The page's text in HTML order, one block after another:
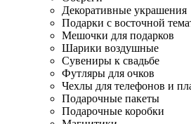
Декоративные украшения
Подарки с восточной
Мешочки для подарков
Шарики воздушные
Сувениры к свадьбе
Футляры для очков
Чехлы для телефонов и
Подарочные пакеты
Подарочные коробки